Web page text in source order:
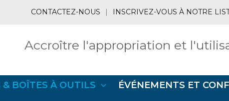
CONTACTEZ-NOUS | INSCRIVEZ-VOUS À NOTRE
Accroître l'appropriation et
& BOÎTES À OUTILS
ÉVÉNEMENTS ET